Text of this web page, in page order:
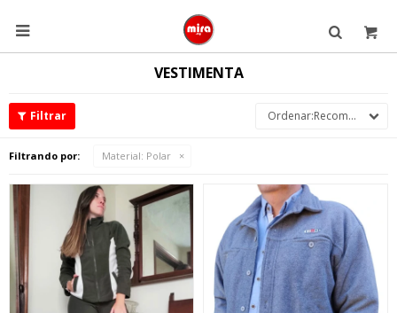

VESTIMENTA
Recomendados
Filtrando por: Material: Polar